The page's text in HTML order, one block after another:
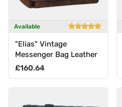
Available
"Elias" Vintage
Messenger Bag Leather
Regular price
£160.64